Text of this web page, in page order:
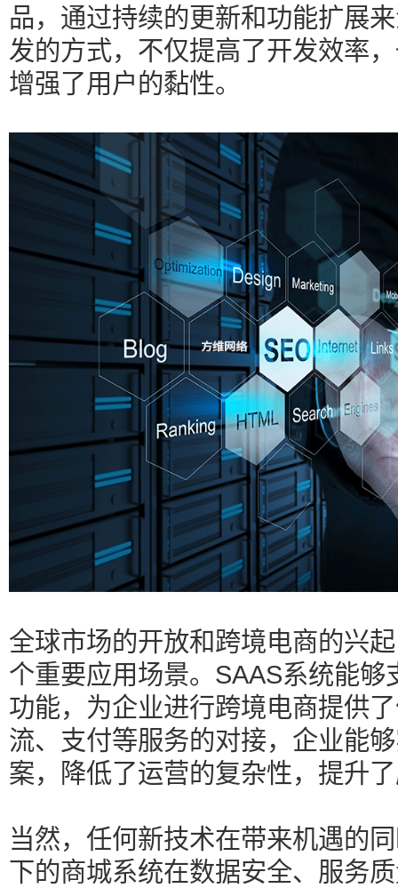
品，通过持续的更新和功能扩展
发的方式，不仅提高了开发效率
增强了用户的黏性。
全球市场的开放和跨境电商的兴
个重要应用场景。SAAS系统能
功能，为企业进行跨境电商提供
流、支付等服务的对接，企业能
案，降低了运营的复杂性，提升
当然，任何新技术在带来机遇的
下的商城系统在数据安全、服务